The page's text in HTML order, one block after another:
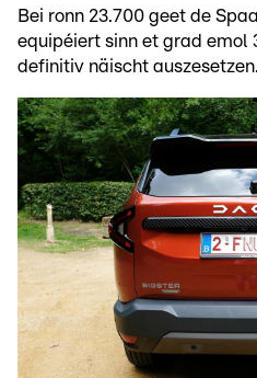
Bei ronn 23.700 geet de
equipéiert sinn et grad emol
definitiv näischt auszesetzen.